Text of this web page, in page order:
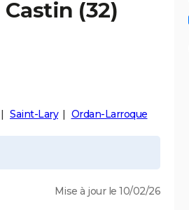
Castin (32)
Saint-Lary Ordan-Larroque
Mise à jour le 10/02/26